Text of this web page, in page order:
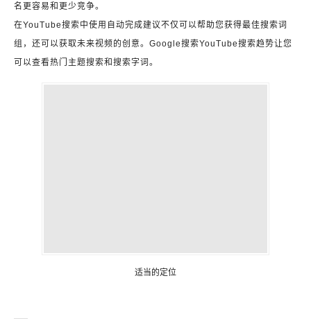
名更容易和更少竞争。
在YouTube搜索中使用自动完成建议不仅可以帮助您获得最佳搜索词
组，还可以获取未来视频的创意。Google搜索YouTube搜索趋势让您
可以查看热门主题搜索和搜索字词。
适当的定位